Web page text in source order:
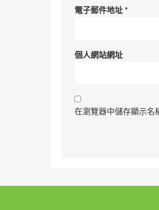
電子郵件地址*
個人網站網址
在瀏覽器中儲存顯示名